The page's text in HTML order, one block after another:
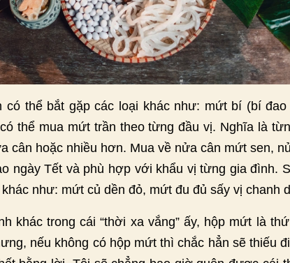
có thể bắt gặp các loại khác như: mứt bí (bí
thể mua mứt trần theo từng đầu vị. Nghĩa là
cân hoặc nhiều hơn. Mua về nửa cân mứt sen,
ngày Tết và phù hợp với khẩu vị từng gia đình.
như: mứt củ dền đỏ, mứt đu đủ sấy vị
khác trong cái “thời xa vắng” ấy, hộp mứt là
nếu không có hộp mứt thì chắc hẳn sẽ thiếu